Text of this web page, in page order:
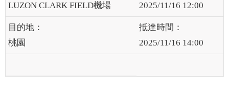
LUZON CLARK FIELD機場 2025/11/16 12:00
桃園 2025/11/16 14:00